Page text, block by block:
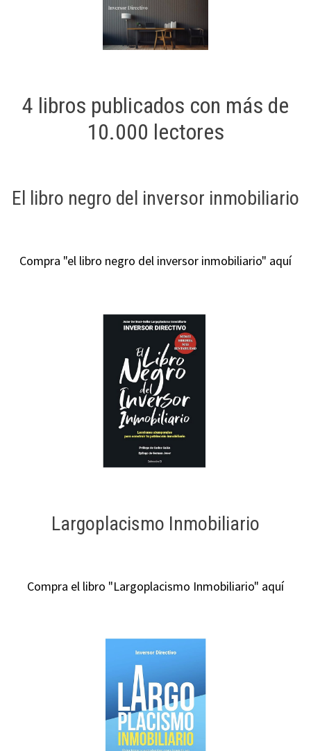
4 libros publicados con más de
10.000 lectores
El libro negro del inversor inmobiliario
Compra "el libro negro del inversor inmobiliario" aquí
Largoplacismo Inmobiliario
Compra el libro "Largoplacismo Inmobiliario" aquí